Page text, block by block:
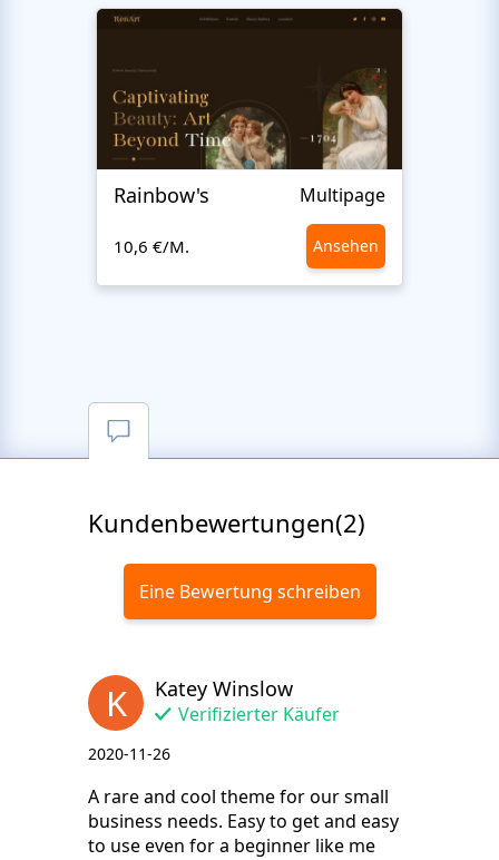
Rainbow's Multipage
10,6 €/M. Ansehen
Kundenbewertungen(2)
Eine Bewertung schreiben
K Katey Winslow
Verifizierter Käufer
2020-11-26
A rare and cool theme for our small
business needs. Easy to get and easy
to use even for a beginner like me